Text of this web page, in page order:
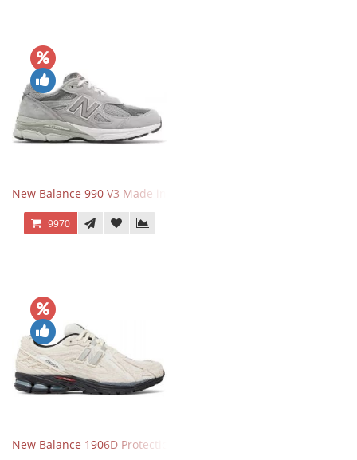
New Balance 990 V3 Made in USA Grey
9970
New Balance 1906D Protection Pack Turtledove